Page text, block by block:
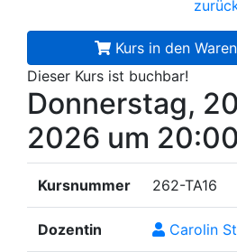
Kurs in den
Dieser Kurs ist buchbar!
Donnerstag,
2026 um
Kursnummer 262-TA16
Dozentin Carolin